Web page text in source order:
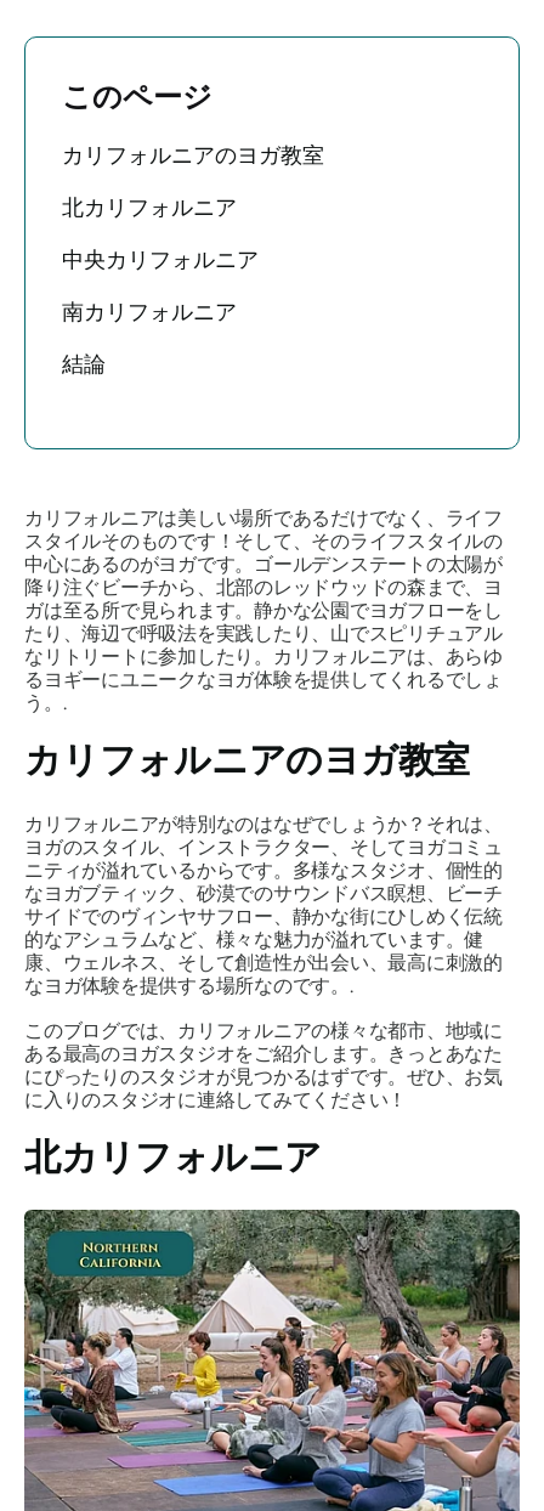
このページ
カリフォルニアのヨガ教室
北カリフォルニア
中央カリフォルニア
南カリフォルニア
結論
カリフォルニアは美しい場所であるだけでなく、ライフ
スタイルそのものです！そして、そのライフスタイルの
中心にあるのがヨガです。ゴールデンステートの太陽が
降り注ぐビーチから、北部のレッドウッドの森まで、ヨ
ガは至る所で見られます。静かな公園でヨガフローをし
たり、海辺で呼吸法を実践したり、山でスピリチュアル
なリトリートに参加したり。カリフォルニアは、あらゆ
るヨギーにユニークなヨガ体験を提供してくれるでしょ
う。.
カリフォルニアのヨガ教室
カリフォルニアが特別なのはなぜでしょうか？それは、
ヨガのスタイル、インストラクター、そしてヨガコミュ
ニティが溢れているからです。多様なスタジオ、個性的
なヨガブティック、砂漠でのサウンドバス瞑想、ビーチ
サイドでのヴィンヤサフロー、静かな街にひしめく伝統
的なアシュラムなど、様々な魅力が溢れています。健
康、ウェルネス、そして創造性が出会い、最高に刺激的
なヨガ体験を提供する場所なのです。.
このブログでは、カリフォルニアの様々な都市、地域に
ある最高のヨガスタジオをご紹介します。きっとあなた
にぴったりのスタジオが見つかるはずです。ぜひ、お気
に入りのスタジオに連絡してみてください！
北カリフォルニア